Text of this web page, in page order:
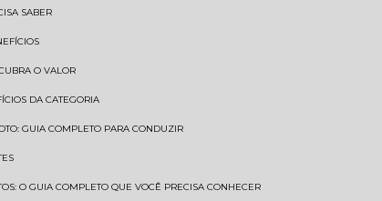
SABER
O VALOR
DA CATEGORIA
GUIA COMPLETO PARA CONDUZIR
O GUIA COMPLETO QUE VOCÊ PRECISA CONHECER